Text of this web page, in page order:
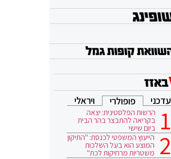
עדכני פופולרי ויראלי
הרשות הפלסטינית: יצאה
בקריאה להתבצר בהר הבית
ביום שישי
הייעוץ המשפטי לכנסת: "התיקון
המוצע הוא בעל השלכות
משטריות מרחיקות לכת"